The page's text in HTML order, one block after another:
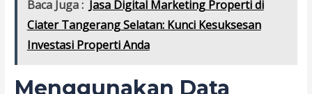
Baca Juga : Jasa Digital Marketing Properti di
Ciater Tangerang Selatan: Kunci Kesuksesan
Investasi Properti Anda
Menggunakan Data